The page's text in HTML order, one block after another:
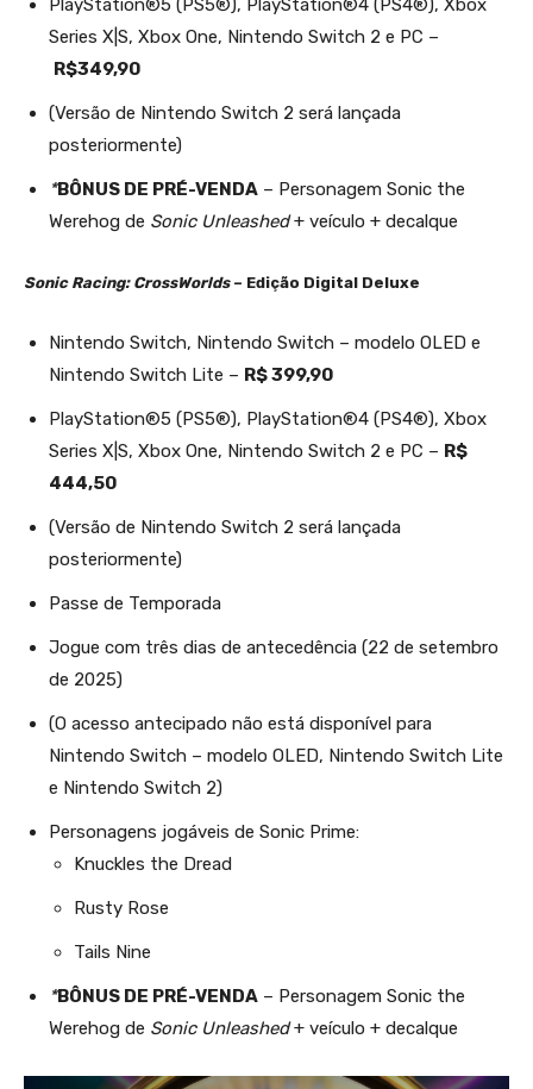
PlayStation®5 (PS5®), PlayStation®4 (PS4®), Xbox
Series X|S, Xbox One, Nintendo Switch 2 e PC –
R$349,90
(Versão de Nintendo Switch 2 será lançada
posteriormente)
*BÔNUS DE PRÉ-VENDA – Personagem Sonic the
Werehog de Sonic Unleashed+ veículo + decalque
Sonic Racing: CrossWorlds– Edição Digital Deluxe
Nintendo Switch, Nintendo Switch – modelo OLED e
Nintendo Switch Lite – R$ 399,90
PlayStation®5 (PS5®), PlayStation®4 (PS4®), Xbox
Series X|S, Xbox One, Nintendo Switch 2 e PC – R$
444,50
(Versão de Nintendo Switch 2 será lançada
posteriormente)
Passe de Temporada
Jogue com três dias de antecedência (22 de setembro
de 2025)
(O acesso antecipado não está disponível para
Nintendo Switch – modelo OLED, Nintendo Switch Lite
e Nintendo Switch 2)
Personagens jogáveis de Sonic Prime:
Knuckles the Dread
Rusty Rose
Tails Nine
*BÔNUS DE PRÉ-VENDA – Personagem Sonic the
Werehog de Sonic Unleashed+ veículo + decalque